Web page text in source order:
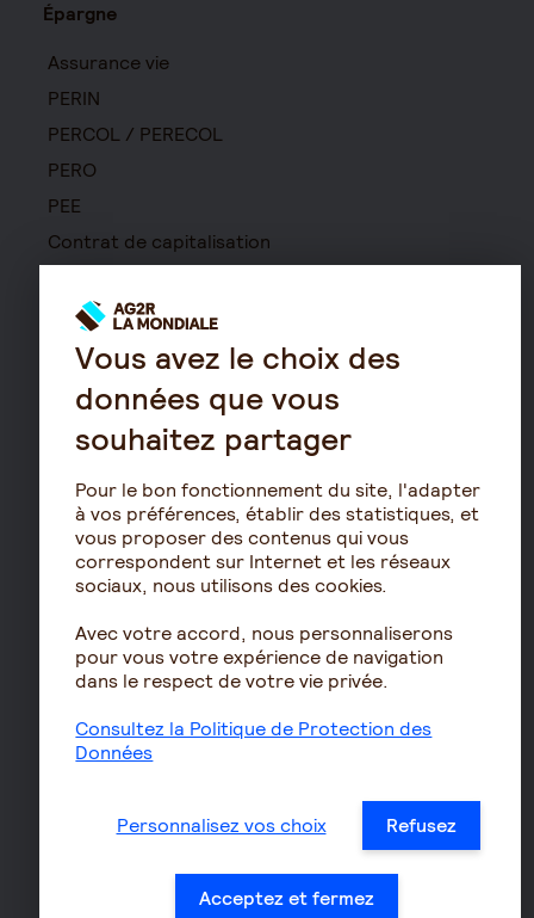
Épargne
Assurance vie
PERIN
PERCOL / PERECOL
PERO
PEE
Contrat de capitalisation
Retraite
Résidence avec services
pour seniors
Le fonctionnement de
la retraite
Les démarches de départ
à la retraite
Le calcul de la retraite
Les déclarations sociales
Assurances de biens
Assurance auto
Assurance habitation
Assurance propriétaire
Assurance vélo
Vous avez le choix des
données que vous
souhaitez partager
Pour le bon fonctionnement du site, l'adapter
à vos préférences, établir des statistiques, et
vous proposer des contenus qui vous
correspondent sur Internet et les réseaux
sociaux, nous utilisons des cookies.
Avec votre accord, nous personnaliserons
pour vous votre expérience de navigation
dans le respect de votre vie privée.
Consultez la Politique de Protection des
Données
Personnalisez vos choix Refusez
Acceptez et fermez